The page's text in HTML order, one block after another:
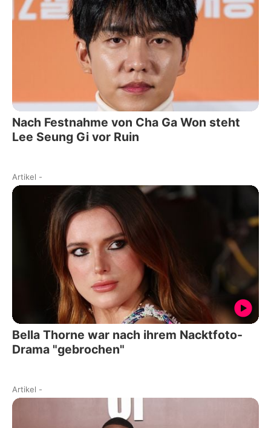
Nach Festnahme von Cha Ga Won steht
Lee Seung Gi vor Ruin
Artikel -
Bella Thorne war nach ihrem Nacktfoto-
Drama "gebrochen"
Artikel -